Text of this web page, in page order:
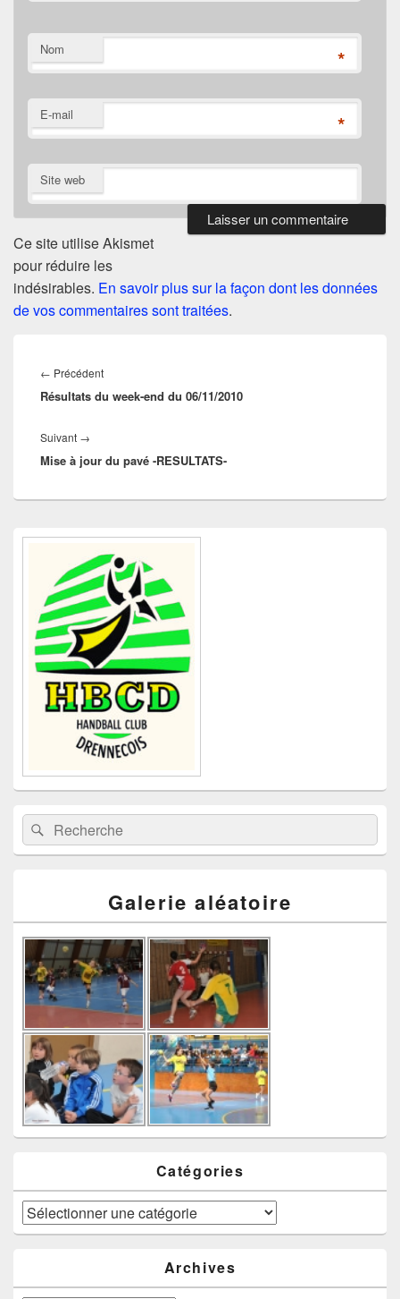
Nom *
E-mail *
Site web
Ce site utilise Akismet
pour réduire les
indésirables. En savoir plus sur la façon dont les données
de vos commentaires sont traitées.
de
l’article
← PrécédentArticle
précédent :
Résultats du week-end du 06/11/2010
Suivant →
suivant :
Mise à jour du pavé -RESULTATS-
Zone
barre
latérale
Recherche :Rechercher
Galerie aléatoire
Catégories
Catégories
Archives